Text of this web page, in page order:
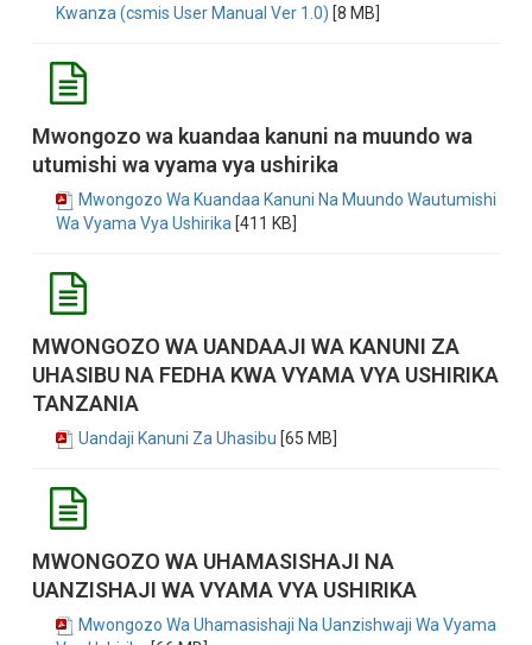
Kwanza (csmis User Manual Ver 1.0) [8 MB]
Mwongozo wa kuandaa kanuni na muundo wa
utumishi wa vyama vya ushirika
Mwongozo Wa Kuandaa Kanuni Na Muundo Wautumishi
Wa Vyama Vya Ushirika [411 KB]
MWONGOZO WA UANDAAJI WA KANUNI ZA
UHASIBU NA FEDHA KWA VYAMA VYA USHIRIKA
TANZANIA
Uandaji Kanuni Za Uhasibu [65 MB]
MWONGOZO WA UHAMASISHAJI NA
UANZISHAJI WA VYAMA VYA USHIRIKA
Mwongozo Wa Uhamasishaji Na Uanzishwaji Wa Vyama